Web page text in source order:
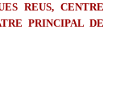
REUS, CENTRE
PRINCIPAL DE